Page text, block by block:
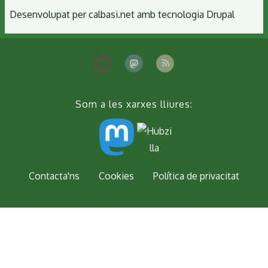
Desenvolupat percalbasi.net amb tecnologia Drupal
Som a les xarxes lliures:
Contacta'ns Cookies Política de privacitat